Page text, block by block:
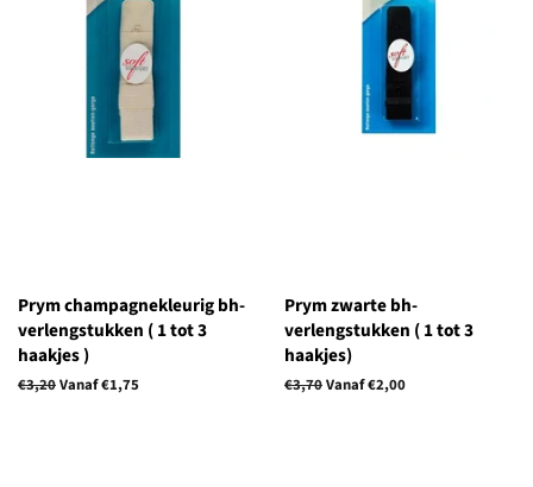
Prym champagnekleurig bh-
verlengstukken ( 1 tot 3
haakjes )
Normale
€3,20Vanaf €1,75
Prym zwarte bh-
verlengstukken ( 1 tot 3
haakjes)
Normale
€3,70Vanaf €2,00